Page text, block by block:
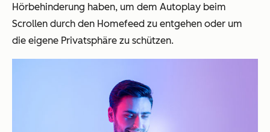
Hörbehinderung haben, um dem Autoplay beim
Scrollen durch den Homefeed zu entgehen oder um
die eigene Privatsphäre zu schützen.